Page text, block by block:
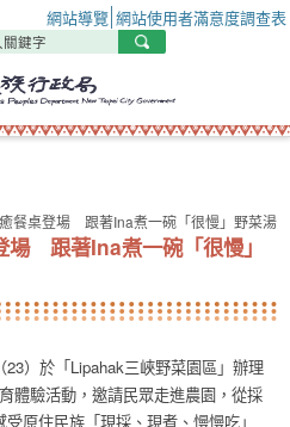
網站導覽 網站使用者滿意度調查表
餐桌登場 跟著Ina煮一碗「很慢」野菜湯
跟著Ina煮一碗「很慢」
23）於「Lipahak三峽野菜園區」辦理
體驗活動，邀請民眾走進農園，從採
原住民族「現採、現煮、慢慢吃」